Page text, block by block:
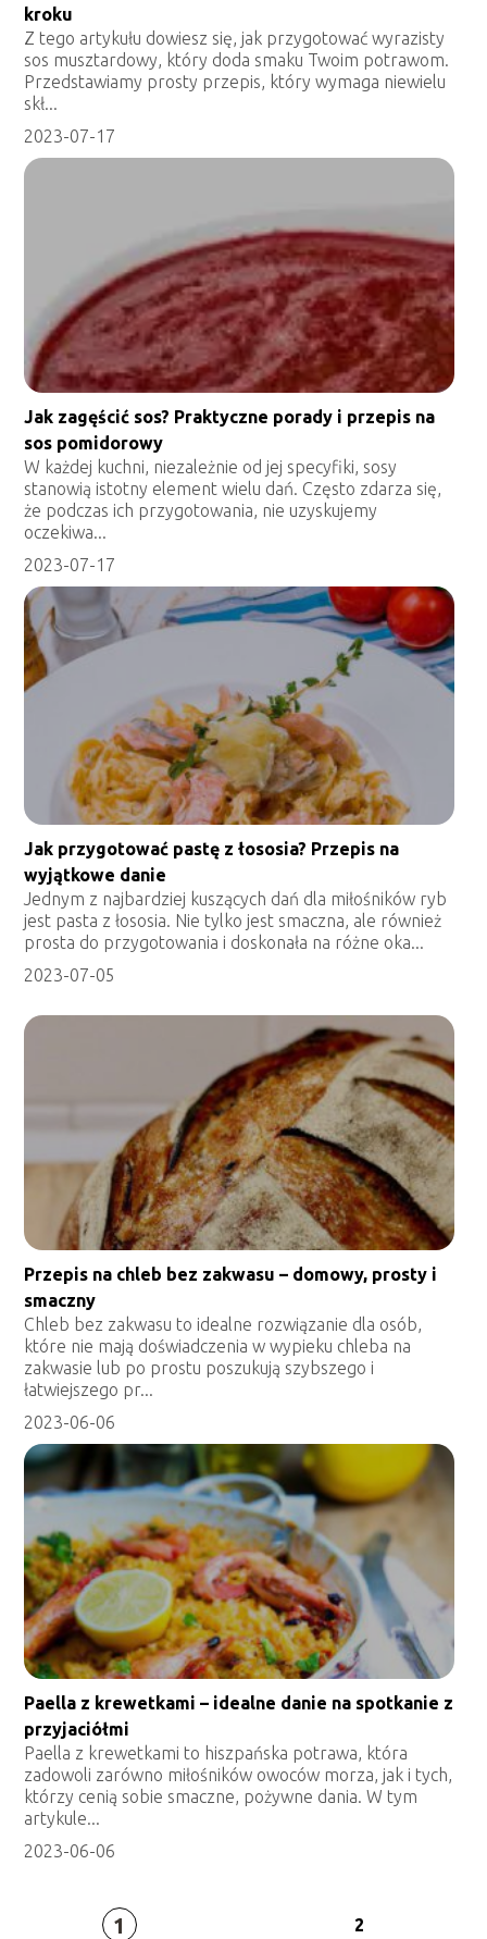
kroku
Z tego artykułu dowiesz się, jak przygotować wyrazisty
sos musztardowy, który doda smaku Twoim potrawom.
Przedstawiamy prosty przepis, który wymaga niewielu
skł...
2023-07-17
Jak zagęścić sos? Praktyczne porady i przepis na
sos pomidorowy
W każdej kuchni, niezależnie od jej specyfiki, sosy
stanowią istotny element wielu dań. Często zdarza się,
że podczas ich przygotowania, nie uzyskujemy
oczekiwa...
2023-07-17
Jak przygotować pastę z łososia? Przepis na
wyjątkowe danie
Jednym z najbardziej kuszących dań dla miłośników ryb
jest pasta z łososia. Nie tylko jest smaczna, ale również
prosta do przygotowania i doskonała na różne oka...
2023-07-05
Przepis na chleb bez zakwasu – domowy, prosty i
smaczny
Chleb bez zakwasu to idealne rozwiązanie dla osób,
które nie mają doświadczenia w wypieku chleba na
zakwasie lub po prostu poszukują szybszego i
łatwiejszego pr...
2023-06-06
Paella z krewetkami – idealne danie na spotkanie z
przyjaciółmi
Paella z krewetkami to hiszpańska potrawa, która
zadowoli zarówno miłośników owoców morza, jak i tych,
którzy cenią sobie smaczne, pożywne dania. W tym
artykule...
2023-06-06
1 2